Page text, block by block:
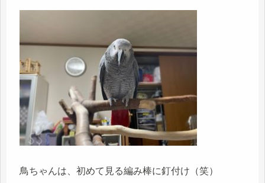
鳥ちゃんは、初めて見る編み棒に釘付け（笑）